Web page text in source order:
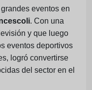
eventos en
. Con una
y que luego
eventos deportivos
logró convertirse
del sector en el